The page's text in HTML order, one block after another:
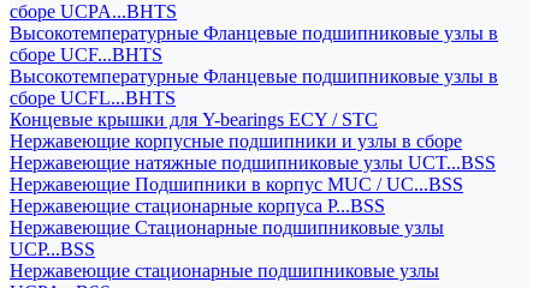
сборе UCPA...BHTS
Высокотемпературные Фланцевые подшипниковые узлы в
сборе UCF...BHTS
Высокотемпературные Фланцевые подшипниковые узлы в
сборе UCFL...BHTS
Концевые крышки для Y-bearings ECY / STC
Нержавеющие корпусные подшипники и узлы в сборе
Нержавеющие натяжные подшипниковые узлы UCT...BSS
Нержавеющие Подшипники в корпус MUC / UC...BSS
Нержавеющие стационарные корпуса P...BSS
Нержавеющие Стационарные подшипниковые узлы
UCP...BSS
Нержавеющие стационарные подшипниковые узлы